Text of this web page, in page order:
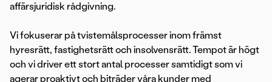
affärsjuridisk rådgivning.
Vi fokuserar på tvistemålsprocesser inom främst
hyresrätt, fastighetsrätt och insolvensrätt. Tempot är högt
och vi driver ett stort antal processer samtidigt som vi
agerar proaktivt och biträder våra kunder med